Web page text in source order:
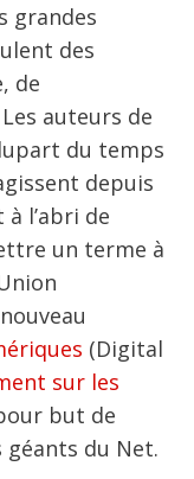
grandes
des
de
auteurs de
du temps
depuis
l’abri de
un terme à
(Digital
sur les
but de
géants du Net.